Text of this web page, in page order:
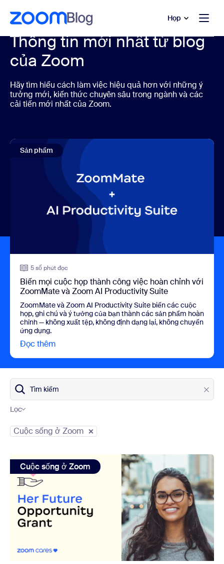
đến nội dung chính
trò chuyện trợ giúp Họp
Thông tin mới nhất từ blog
của Zoom
Hãy tìm hiểu cách làm việc hiệu quả hơn với những ý
tưởng mới, kiến thức chuyên sâu trong ngành và các
cải tiến mới nhất của Zoom.
Sản phẩm
5 số phút đọc
Biến mọi cuộc họp thành công việc hoàn chỉnh với
ZoomMate và Zoom AI Productivity Suite
ZoomMate và Zoom AI Productivity Suite biến các cuộc
họp, ghi chú và ý tưởng của bạn thành các sản phẩm hoàn
chỉnh — không xuất tệp, không định dạng lại, không chuyển
ứng dụng.
Đọc thêm
Tìm kiếm
Lọc
Cuộc sống ở Zoom
view: Khoản tài trợ mới trị giá 680.000 đô la của Zoom
Cuộc sống ở Zoom